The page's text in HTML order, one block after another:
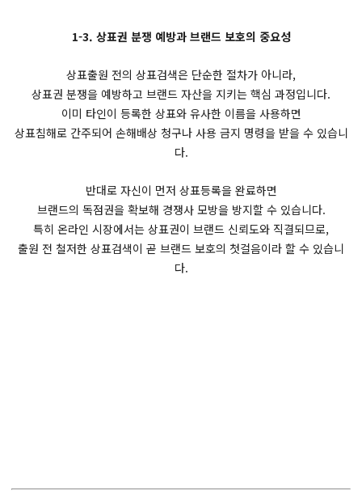
1-3. 상표권 분쟁 예방과 브랜드 보호의 중요성
상표출원 전의 상표검색은 단순한 절차가 아니라,
상표권 분쟁을 예방하고 브랜드 자산을 지키는 핵심 과정입니다.
이미 타인이 등록한 상표와 유사한 이름을 사용하면
상표침해로 간주되어 손해배상 청구나 사용 금지 명령을 받을 수 있습니
다.
반대로 자신이 먼저 상표등록을 완료하면
브랜드의 독점권을 확보해 경쟁사 모방을 방지할 수 있습니다.
특히 온라인 시장에서는 상표권이 브랜드 신뢰도와 직결되므로,
출원 전 철저한 상표검색이 곧 브랜드 보호의 첫걸음이라 할 수 있습니
다.